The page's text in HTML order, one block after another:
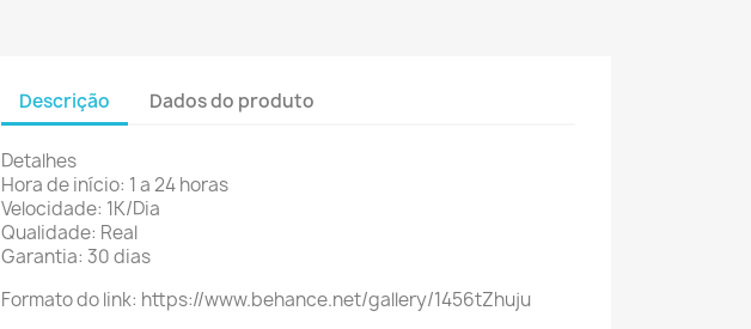
Descrição Dados do produto
Detalhes
Hora de início: 1 a 24 horas
Velocidade: 1K/Dia
Qualidade: Real
Garantia: 30 dias
Formato do link: https://www.behance.net/gallery/1456tZhuju